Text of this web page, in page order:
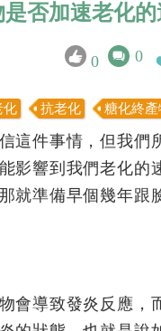
否加速老化的
0 0
化 抗老化 糖化終產
這件事情，但我們
影響到我們老化的
就準備早個幾年跟
會導致發炎反應，